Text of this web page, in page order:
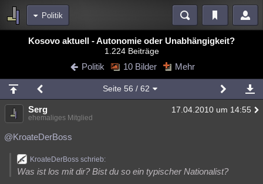
Politik
Bereiche
Blogs Videos
Chat Wiki Neuigkeiten
meine Rubriken
Menschen Mystery Kriminalfälle
Spiritualität Verschwörungen
Natur Umfragen Unterhaltung
weitere Rubriken
Kosovo aktuell - Autonomie oder Unabhängigkeit?
1.224 Beiträge
Politik 10 Bilder Mehr
Seite 56 / 62
Serg 17.04.2010 um 14:55
ehemaliges Mitglied
@KroateDerBoss
KroateDerBoss schrieb:
Was ist los mit dir? Bist du so ein typischer Nationalist?